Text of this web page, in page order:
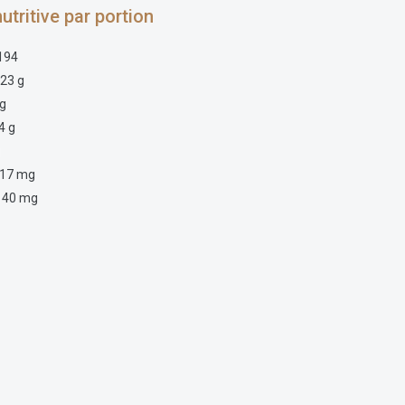
par portion
23 g
g
mg
mg